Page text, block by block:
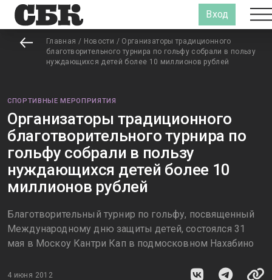
Вход
Главная / Новости / Организаторы традиционного
благотворительного турнира по гольфу собрали в пользу
нуждающихся детей более 10 миллионов рублей
СПОРТИВНЫЕ МЕРОПРИЯТИЯ
Организаторы традиционного
благотворительного турнира по
гольфу собрали в пользу
нуждающихся детей более 10
миллионов рублей
Благотворительный турнир по гольфу, посвященный
Международному дню защиты детей, состоялся 31
мая в Москоу Кантри Кап в подмосковном Нахабино
4 июня 2012